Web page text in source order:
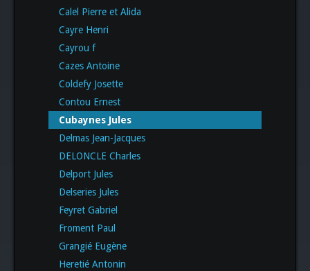
Calel Pierre et Alida
Cayre Henri
Cayrou f
Cazes Antoine
Coldefy Josette
Contou Ernest
Cubaynes Jules
Delmas Jean-Jacques
DELONCLE Charles
Delport Jules
Delseries Jules
Feyret Gabriel
Froment Paul
Grangié Eugène
Heretié Antonin